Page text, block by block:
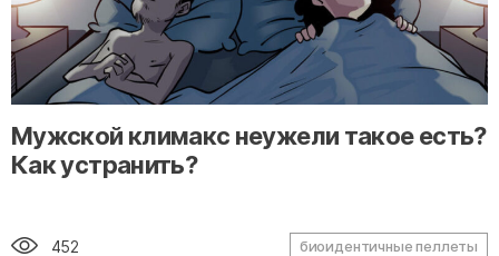
" alt="loading" class="img-responsive"/>
Мужской климакс неужели такое есть?
Как устранить?
452 биоидентичные пеллеты